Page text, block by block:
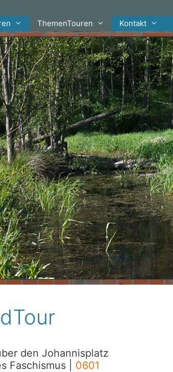
ThemenTouren Kontakt
den Johannisplatz
Faschismus | 0601